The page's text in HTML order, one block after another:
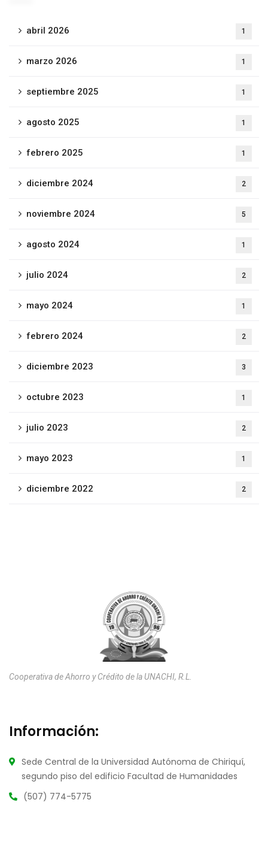
abril 2026 1
marzo 2026 1
septiembre 2025 1
agosto 2025 1
febrero 2025 1
diciembre 2024 2
noviembre 2024 5
agosto 2024 1
julio 2024 2
mayo 2024 1
febrero 2024 2
diciembre 2023 3
octubre 2023 1
julio 2023 2
mayo 2023 1
diciembre 2022 2
Cooperativa de Ahorro y Crédito de la UNACHI, R.L.
Información:
Sede Central de la Universidad Autónoma de Chiriquí,
segundo piso del edificio Facultad de Humanidades
(507) 774-5775